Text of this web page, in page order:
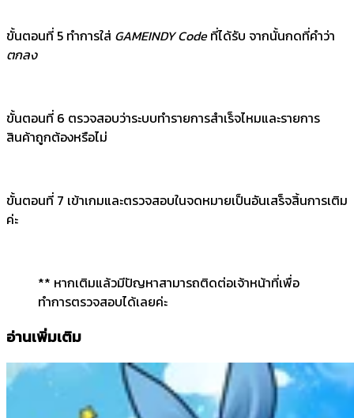
ขั้นตอนที่ 5 ทำการใส่ GAMEINDY Codeที่ได้รับ จากนั้นกดที่คำว่า
ตกลง
ขั้นตอนที่ 6 ตรวจสอบว่าระบบทำรายการสำเร็จไหมและรายการ
สินค้าถูกต้องหรือไม่
ขั้นตอนที่ 7 เข้าเกมและตรวจสอบในจดหมายเป็นอันเสร็จสิ้นการเติม
ค่ะ
** หากเติมแล้วมีปัญหาสามารถติดต่อเจ้าหน้าที่เพื่อ
ทำการตรวจสอบได้เลยค่ะ
อ่านเพิ่มเติม